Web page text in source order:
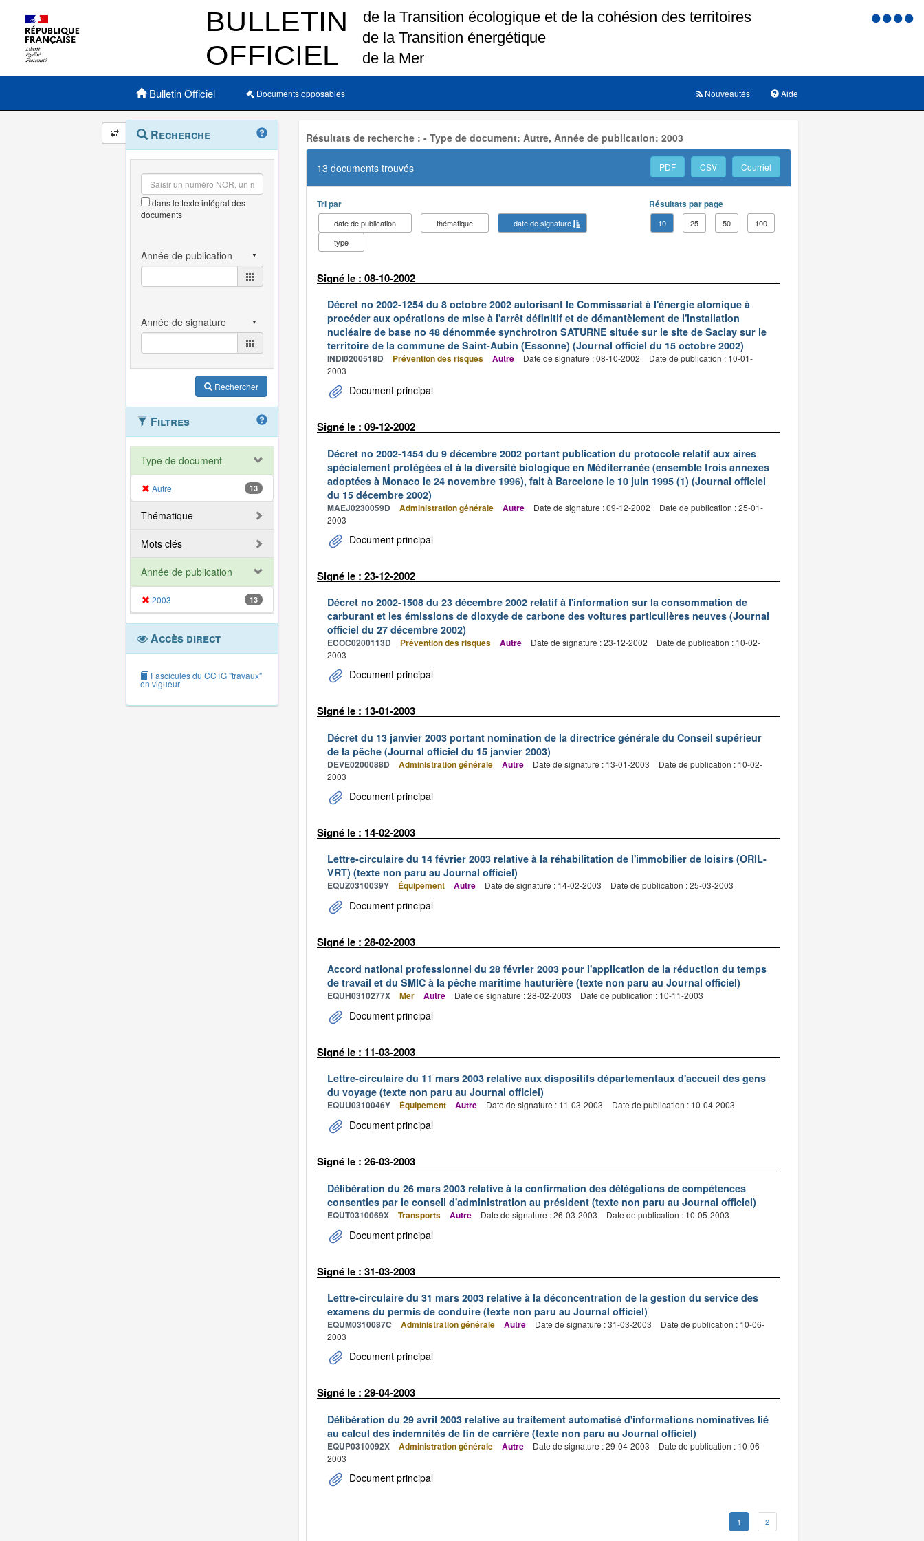
Menu
Menu principal
Bulletin Officiel Documents opposables Aide
Nouveautés
Navigation
et
outils
annexes
Menu
contextuel
Recherche
dans le texte intégral des
documents
Rechercher
Filtres
Type de document
Autre 13
Thématique
Mots clés
Année de publication
2003 13
Accès direct
Fascicules du CCTG "travaux"
en vigueur
Résultats de recherche : - Type de document: Autre, Année de publication: 2003
13 documents trouvés PDF CSV Courriel
Tri par
date de publication thématique
date de signature
type
Résultats par page
10 25 50 100
Signé le : 08-10-2002
Décret no 2002-1254 du 8 octobre 2002 autorisant le Commissariat à l'énergie atomique à
procéder aux opérations de mise à l'arrêt définitif et de démantèlement de l'installation
nucléaire de base no 48 dénommée synchrotron SATURNE située sur le site de Saclay sur le
territoire de la commune de Saint-Aubin (Essonne) (Journal officiel du 15 octobre 2002)
INDI0200518D Prévention des risques Autre Date de signature : 08-10-2002
Date de publication : 10-01-
2003
Document principal
Signé le : 09-12-2002
Décret no 2002-1454 du 9 décembre 2002 portant publication du protocole relatif aux aires
spécialement protégées et à la diversité biologique en Méditerranée (ensemble trois annexes
adoptées à Monaco le 24 novembre 1996), fait à Barcelone le 10 juin 1995 (1) (Journal officiel
du 15 décembre 2002)
MAEJ0230059D Administration générale Autre Date de signature : 09-12-2002
Date de publication : 25-01-
2003
Document principal
Signé le : 23-12-2002
Décret no 2002-1508 du 23 décembre 2002 relatif à l'information sur la consommation de
carburant et les émissions de dioxyde de carbone des voitures particulières neuves (Journal
officiel du 27 décembre 2002)
ECOC0200113D Prévention des risques Autre Date de signature : 23-12-2002
Date de publication : 10-02-
2003
Document principal
Signé le : 13-01-2003
Décret du 13 janvier 2003 portant nomination de la directrice générale du Conseil supérieur
de la pêche (Journal officiel du 15 janvier 2003)
DEVE0200088D Administration générale Autre Date de signature : 13-01-2003
Date de publication : 10-02-
2003
Document principal
Signé le : 14-02-2003
Lettre-circulaire du 14 février 2003 relative à la réhabilitation de l'immobilier de loisirs (ORIL-
VRT) (texte non paru au Journal officiel)
EQUZ0310039Y Équipement Autre Date de signature : 14-02-2003 Date de publication : 25-03-2003
Document principal
Signé le : 28-02-2003
Accord national professionnel du 28 février 2003 pour l'application de la réduction du temps
de travail et du SMIC à la pêche maritime hauturière (texte non paru au Journal officiel)
EQUH0310277X Mer Autre Date de signature : 28-02-2003 Date de publication : 10-11-2003
Document principal
Signé le : 11-03-2003
Lettre-circulaire du 11 mars 2003 relative aux dispositifs départementaux d'accueil des gens
du voyage (texte non paru au Journal officiel)
EQUU0310046Y Équipement Autre Date de signature : 11-03-2003 Date de publication : 10-04-2003
Document principal
Signé le : 26-03-2003
Délibération du 26 mars 2003 relative à la confirmation des délégations de compétences
consenties par le conseil d'administration au président (texte non paru au Journal officiel)
EQUT0310069X Transports Autre Date de signature : 26-03-2003 Date de publication : 10-05-2003
Document principal
Signé le : 31-03-2003
Lettre-circulaire du 31 mars 2003 relative à la déconcentration de la gestion du service des
examens du permis de conduire (texte non paru au Journal officiel)
EQUM0310087C Administration générale Autre Date de signature : 31-03-2003
Date de publication : 10-06-
2003
Document principal
Signé le : 29-04-2003
Délibération du 29 avril 2003 relative au traitement automatisé d'informations nominatives lié
au calcul des indemnités de fin de carrière (texte non paru au Journal officiel)
EQUP0310092X Administration générale Autre Date de signature : 29-04-2003
Date de publication : 10-06-
2003
Document principal
1 2